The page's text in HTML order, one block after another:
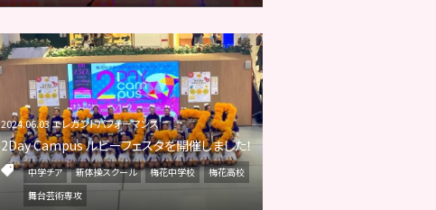
2024.06.03 エレガントパフォーマンス
2Day Campus ルビーフェスタを開催しました！
中学チア 新体操スクール 梅花中学校
梅花高校
舞台芸術専攻